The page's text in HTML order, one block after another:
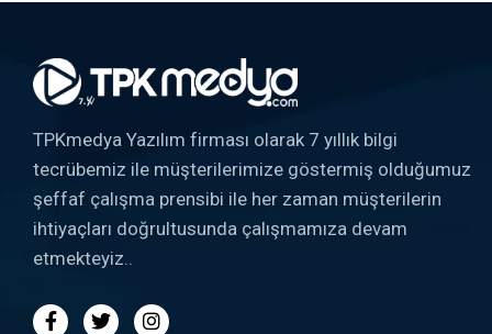
TPKmedya Yazılım firması olarak 7 yıllık bilgi
tecrübemiz ile müşterilerimize göstermiş olduğumuz
şeffaf çalışma prensibi ile her zaman müşterilerin
ihtiyaçları doğrultusunda çalışmamıza devam
etmekteyiz..